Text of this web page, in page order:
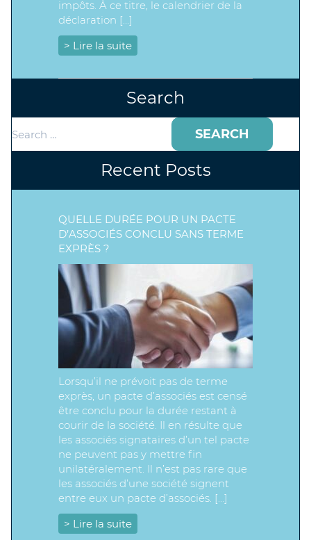
impôts. À ce titre, le calendrier de la
déclaration […]
> Lire la suite
Search
for:
Recent Posts
QUELLE DURÉE POUR UN PACTE
D’ASSOCIÉS CONCLU SANS TERME
EXPRÈS ?
Lorsqu’il ne prévoit pas de terme
exprès, un pacte d’associés est censé
être conclu pour la durée restant à
courir de la société. Il en résulte que
les associés signataires d’un tel pacte
ne peuvent pas y mettre fin
unilatéralement. Il n’est pas rare que
les associés d’une société signent
entre eux un pacte d’associés. […]
> Lire la suite